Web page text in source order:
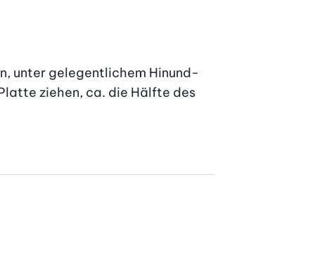
unter gelegentlichem Hinund-
ziehen, ca. die Hälfte des